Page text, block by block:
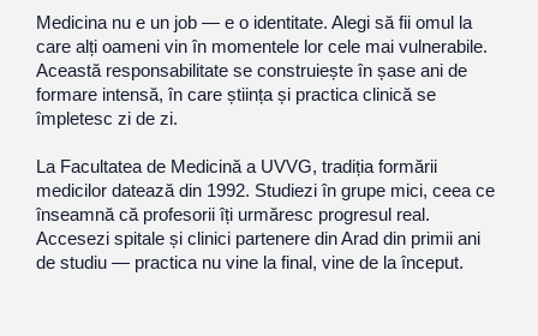
Medicina nu e un job — e o identitate. Alegi să fii omul la
care alți oameni vin în momentele lor cele mai vulnerabile.
Această responsabilitate se construiește în șase ani de
formare intensă, în care știința și practica clinică se
împletesc zi de zi.
La Facultatea de Medicină a UVVG, tradiția formării
medicilor datează din 1992. Studiezi în grupe mici, ceea ce
înseamnă că profesorii îți urmăresc progresul real.
Accesezi spitale și clinici partenere din Arad din primii ani
de studiu — practica nu vine la final, vine de la început.